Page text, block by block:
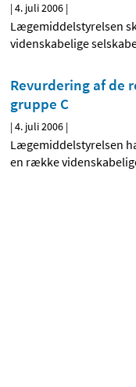
|4. juli 2006 |
Lægemiddelstyrelsen
videnskabelige
Revurdering af de
gruppe C
|4. juli 2006 |
Lægemiddelstyrelsen
en række